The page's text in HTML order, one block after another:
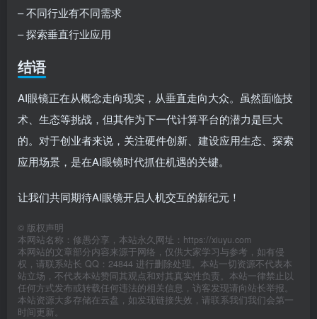
– 不同行业有不同需求
– 探索垂直行业应用
结语
AI眼镜正在从概念走向现实，从垂直走向大众。虽然面临技
术、生态等挑战，但其作为下一代计算平台的潜力是巨大
的。对于创业者来说，关注硬件创新、建设应用生态、探索
应用场景，是在AI眼镜时代抓住机遇的关键。
让我们共同期待AI眼镜开启人机交互的新纪元！
© 版权声明
本网站名称：修愚分享，本站永久网址：https://xiuyu.com
本网站的文章部分内容来源于网络，仅供大家学习与参考，如有侵
权，请联系站长 QQ：24844 进行删除处理。本站一切资源不代表本
站立场，不代表本站赞同其观点和对其真实性负责。本站一律禁止以
任何方式发布或转载任何违法的相关信息，访客发现请向站长举报。
本站资源大多存储在云盘，如发现链接失效，请联系我们我们会第一
时间更新。